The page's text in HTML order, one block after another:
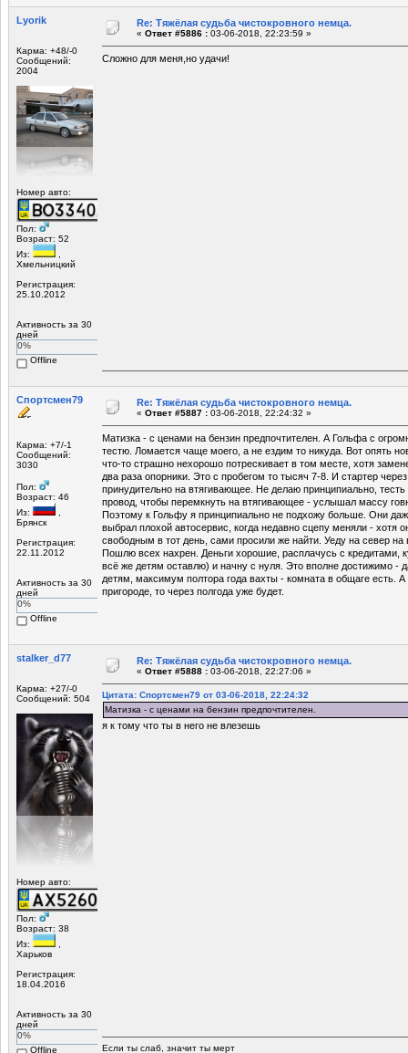
Lyorik
Карма: +48/-0
Сообщений:
2004
Номер авто:
Пол:
Возраст: 52
Из:
,
Хмельницкий
Регистрация:
25.10.2012
Активность за 30
дней
0%
Offline
Re: Тяжёлая судьба чистокровного немца.
« Ответ #5886 : 03-06-2018, 22:23:59 »
Сложно для меня,но удачи!
Спортсмен79
Карма: +7/-1
Сообщений:
3030
Пол:
Возраст: 46
Из:
Брянск
Регистрация:
22.11.2012
Активность за 30
дней
0%
Offline
Re: Тяжёлая судьба чистокровного немца.
« Ответ #5887 : 03-06-2018, 22:24:32 »
Матизка - с ценами на бензин предпочтителен. А Гольфа с
тестю. Ломается чаще моего, а не ездим то никуда. Вот опять
что-то страшно нехорошо потрескивает в том месте, хотя
два раза опорники. Это с пробегом то тысяч 7-8. И стартер
принудительно на втягивающее. Не делаю принципиально, тесть
провод, чтобы перемкнуть на втягивающее - услышал массу
Поэтому к Гольфу я принципиально не подхожу больше. Они
выбрал плохой автосервис, когда недавно сцепу меняли - хотя
свободным в тот день, сами просили же найти. Уеду на север на
Пошлю всех нахрен. Деньги хорошие, расплачусь с кредитами,
всё же детям оставлю) и начну с нуля. Это вполне достижимо -
детям, максимум полтора года вахты - комната в общаге есть. А
пригороде, то через полгода уже будет.
stalker_d77
Карма: +27/-0
Сообщений: 504
Номер авто:
Пол:
Возраст: 38
Из:
,
Харьков
Регистрация:
18.04.2016
Активность за 30
дней
0%
Offline
Re: Тяжёлая судьба чистокровного немца.
« Ответ #5888 : 03-06-2018, 22:27:06 »
Цитата: Спортсмен79 от 03-06-2018, 22:24:32
Матизка - с ценами на бензин предпочтителен.
я к тому что ты в него не влезешь
Если ты слаб, значит ты мерт